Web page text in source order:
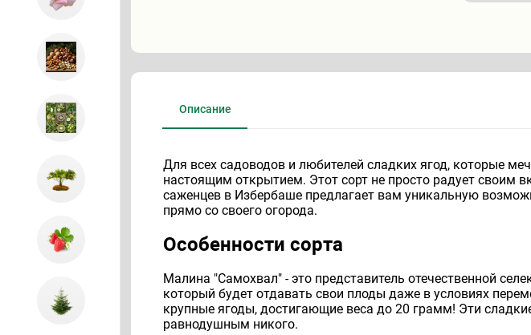
Описание
Для всех садоводов и любителей сладких ягод, которые
настоящим открытием. Этот сорт не просто радует своим
саженцев в Избербаше предлагает вам уникальную
прямо со своего огорода.
Особенности сорта
Малина "Самохвал" - это представитель отечественной
который будет отдавать свои плоды даже в условиях
крупные ягоды, достигающие веса до 20 грамм! Эти
равнодушным никого.